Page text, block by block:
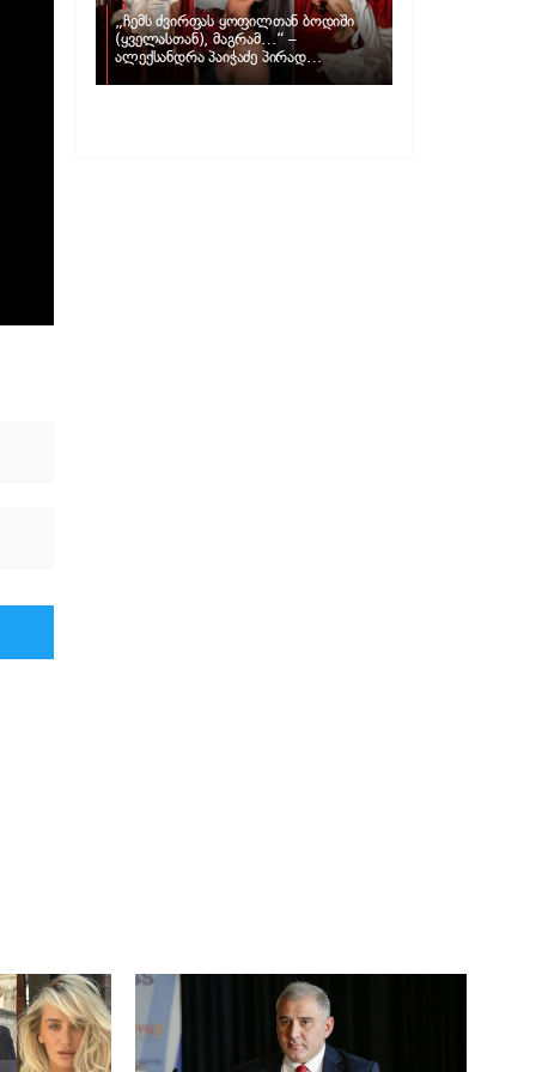
„ჩემს ძვირფას ყოფილთან ბოდიში
(ყველასთან), მაგრამ…“ –
ალექსანდრა პაიჭაძე პირად